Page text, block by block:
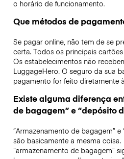
o horário de funcionamento.
Que métodos de
Se pagar online, não tem de se
certa. Todos os principais
Os estabelecimentos não
LuggageHero. O seguro da sua
pagamento for feito diretamente
Existe alguma diferença
de bagagem” e “depósito
“Armazenamento de bagagem”
são basicamente a mesma
“armazenamento de bagagem”